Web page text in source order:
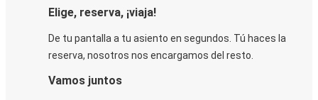
Elige, reserva, ¡viaja!
De tu pantalla a tu asiento en segundos. Tú haces la
reserva, nosotros nos encargamos del resto.
Vamos juntos